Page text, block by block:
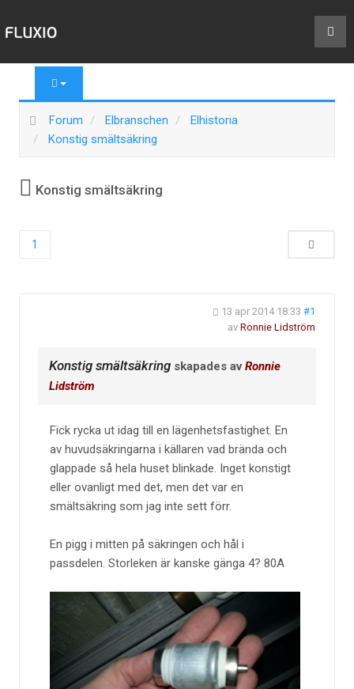
Forum Elbranschen
Elhistoria
Konstig smältsäkring
Konstig smältsäkring
1
13 apr 2014 18:33 #1
av Ronnie Lidström
Konstig smältsäkring skapades avRonnie
Lidström
Fick rycka ut idag till en lägenhetsfastighet. En
av huvudsäkringarna i källaren vad brända och
glappade så hela huset blinkade. Inget konstigt
eller ovanligt med det, men det var en
smältsäkring som jag inte sett förr.
En pigg i mitten på säkringen och hål i
passdelen. Storleken är kanske gänga 4? 80A